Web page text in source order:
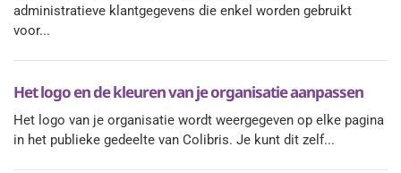
administratieve klantgegevens die enkel worden gebruikt
voor...
Het logo en de kleuren van je organisatie aanpassen
Het logo van je organisatie wordt weergegeven op elke pagina
in het publieke gedeelte van Colibris. Je kunt dit zelf...